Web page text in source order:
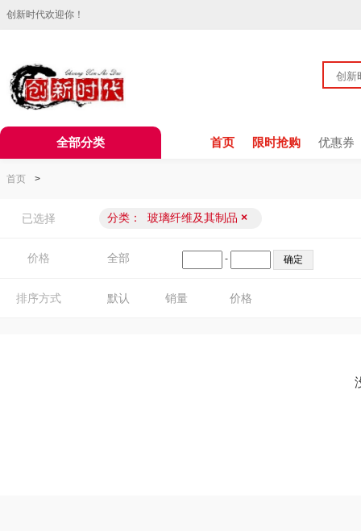
创新时代欢迎你！
全部分类 首页 限时抢购 优惠券
首页 >
已选择 分类： 玻璃纤维及其制品 ×
价格 全部 -
排序方式 默认 销量 价格